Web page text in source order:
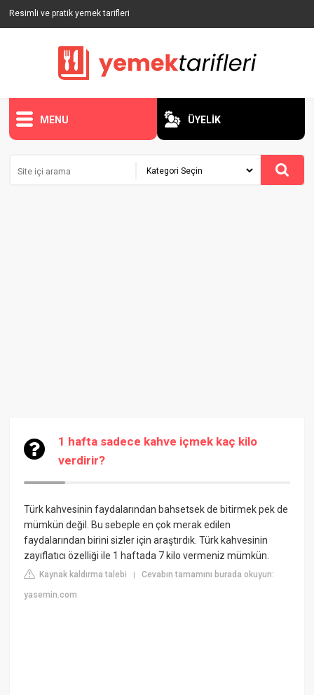
Resimli ve pratik yemek tarifleri
MENU ÜYELİK
1 hafta sadece kahve içmek kaç kilo
verdirir?
Türk kahvesinin faydalarından bahsetsek de bitirmek pek de
mümkün değil. Bu sebeple en çok merak edilen
faydalarından birini sizler için araştırdık. Türk kahvesinin
zayıflatıcı özelliği ile 1 haftada 7 kilo vermeniz mümkün.
Kaynak kaldırma talebi |Cevabın tamamını burada okuyun:
yasemin.com